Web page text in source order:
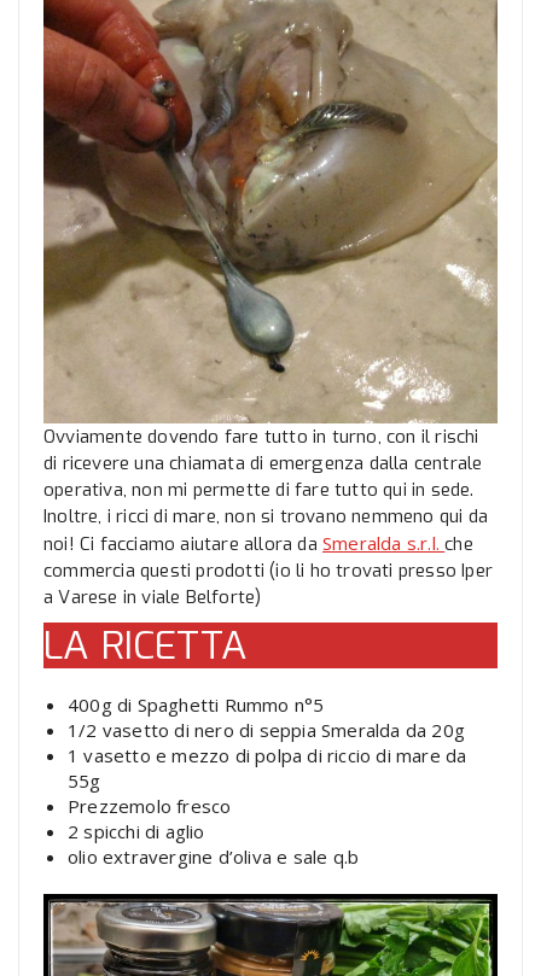
Ovviamente dovendo fare tutto in turno, con il rischi
di ricevere una chiamata di emergenza dalla centrale
operativa, non mi permette di fare tutto qui in sede.
Inoltre, i ricci di mare, non si trovano nemmeno qui da
noi! Ci facciamo aiutare allora da Smeralda s.r.l.che
commercia questi prodotti (io li ho trovati presso Iper
a Varese in viale Belforte)
LA RICETTA
400g di Spaghetti Rummo n°5
1/2 vasetto di nero di seppia Smeralda da 20g
1 vasetto e mezzo di polpa di riccio di mare da
55g
Prezzemolo fresco
2 spicchi di aglio
olio extravergine d’oliva e sale q.b